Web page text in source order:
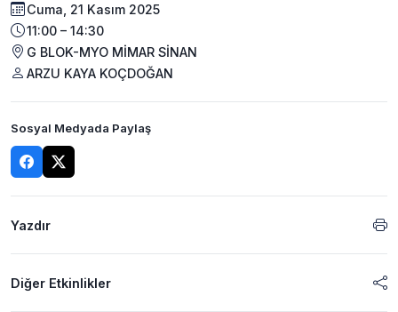
Cuma, 21 Kasım 2025
11:00 – 14:30
G BLOK-MYO MİMAR SİNAN
ARZU KAYA KOÇDOĞAN
Sosyal Medyada Paylaş
Yazdır
Diğer Etkinlikler